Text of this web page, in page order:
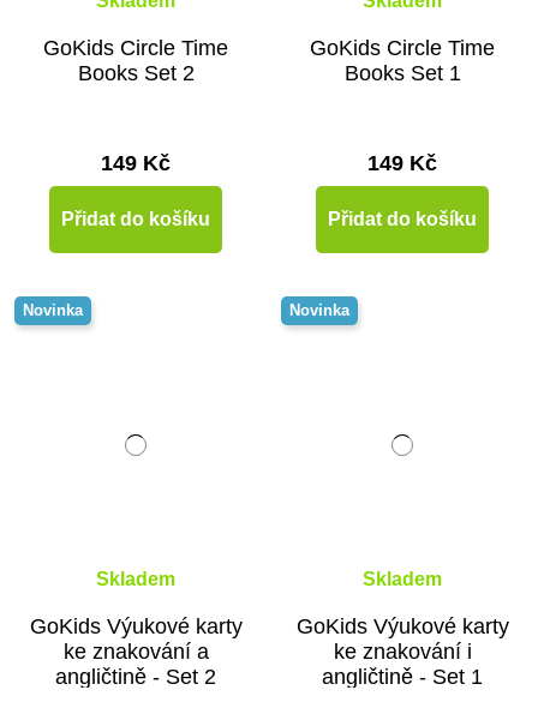
GoKids Circle Time
Books Set 2
149 Kč
Přidat do košíku
GoKids Circle Time
Books Set 1
149 Kč
Přidat do košíku
Novinka
Skladem
GoKids Výukové karty
ke znakování a
angličtině - Set 2
Novinka
Skladem
GoKids Výukové karty
ke znakování i
angličtině - Set 1